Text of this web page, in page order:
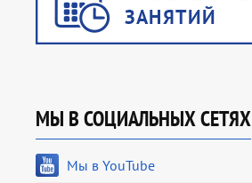
МЫ В СОЦИАЛЬНЫХ СЕТЯХ
Мы в YouTube